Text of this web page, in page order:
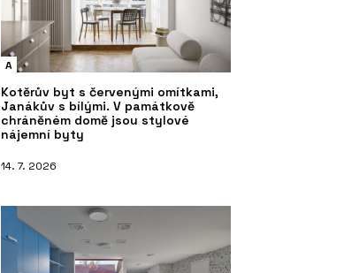
A
Kotěrův byt s červenými omítkami,
Janákův s bílými. V památkově
chráněném domě jsou stylové
nájemní byty
14. 7. 2026